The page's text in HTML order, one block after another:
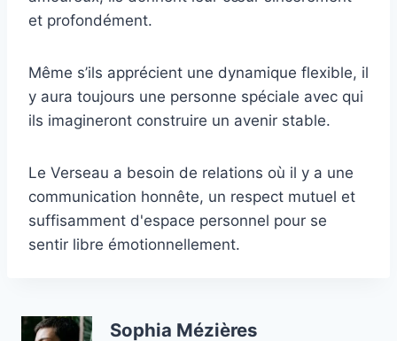
et profondément.
Même s’ils apprécient une dynamique flexible, il
y aura toujours une personne spéciale avec qui
ils imagineront construire un avenir stable.
Le Verseau a besoin de relations où il y a une
communication honnête, un respect mutuel et
suffisamment d'espace personnel pour se
sentir libre émotionnellement.
Sophia Mézières